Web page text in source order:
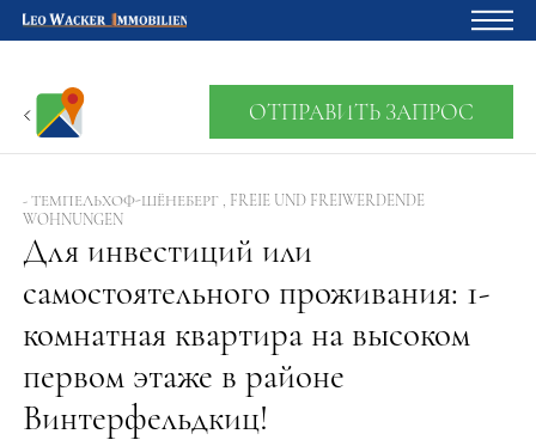
Главная
Владельцам
О нас
Девелопмент
Кредитный калькулятор
Контакты
Отзыв
ОТПРАВИТЬ ЗАПРОС
- ТЕМПЕЛЬХОФ-ШЁНЕБЕРГ , FREIE UND FREIWERDENDE
WOHNUNGEN
Для инвестиций или
самостоятельного проживания: 1-
комнатная квартира на высоком
первом этаже в районе
Винтерфельдкиц!